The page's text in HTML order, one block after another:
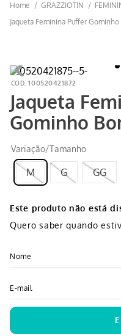
GRAZZIOTIN
Jaqueta Feminina Puffer
100520421872
Jaqueta
Gominho
Variação/Tamanho
M G GG
Este produto não está
Quero saber quando